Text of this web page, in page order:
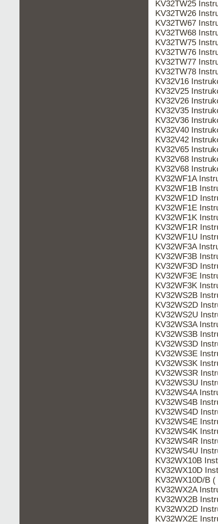
KV32TW25
KV32TW26
KV32TW67
KV32TW68
KV32TW75
KV32TW76
KV32TW77
KV32TW78
KV32V16
KV32V25
KV32V26
KV32V35
KV32V36
KV32V40
KV32V42
KV32V65
KV32V68
KV32V68
KV32WF1A
KV32WF1B
KV32WF1D
KV32WF1E
KV32WF1K
KV32WF1R
KV32WF1U
KV32WF3A
KV32WF3B
KV32WF3D
KV32WF3E
KV32WF3K
KV32WS2B
KV32WS2D
KV32WS2U
KV32WS3A
KV32WS3B
KV32WS3D
KV32WS3E
KV32WS3K
KV32WS3R
KV32WS3U
KV32WS4A
KV32WS4B
KV32WS4D
KV32WS4E
KV32WS4K
KV32WS4R
KV32WS4U
KV32WX10B
KV32WX10D
KV32WX10D/B
KV32WX2A
KV32WX2B
KV32WX2D
KV32WX2E